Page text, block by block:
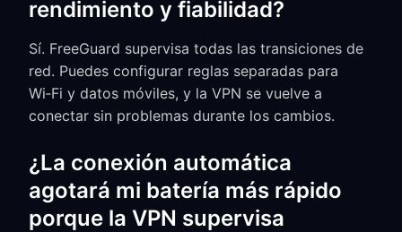
rendimiento y fiabilidad?
Sí. FreeGuard supervisa todas las transiciones de
red. Puedes configurar reglas separadas para
Wi‑Fi y datos móviles, y la VPN se vuelve a
conectar sin problemas durante los cambios.
¿La conexión automática
agotará mi batería más rápido
porque la VPN supervisa